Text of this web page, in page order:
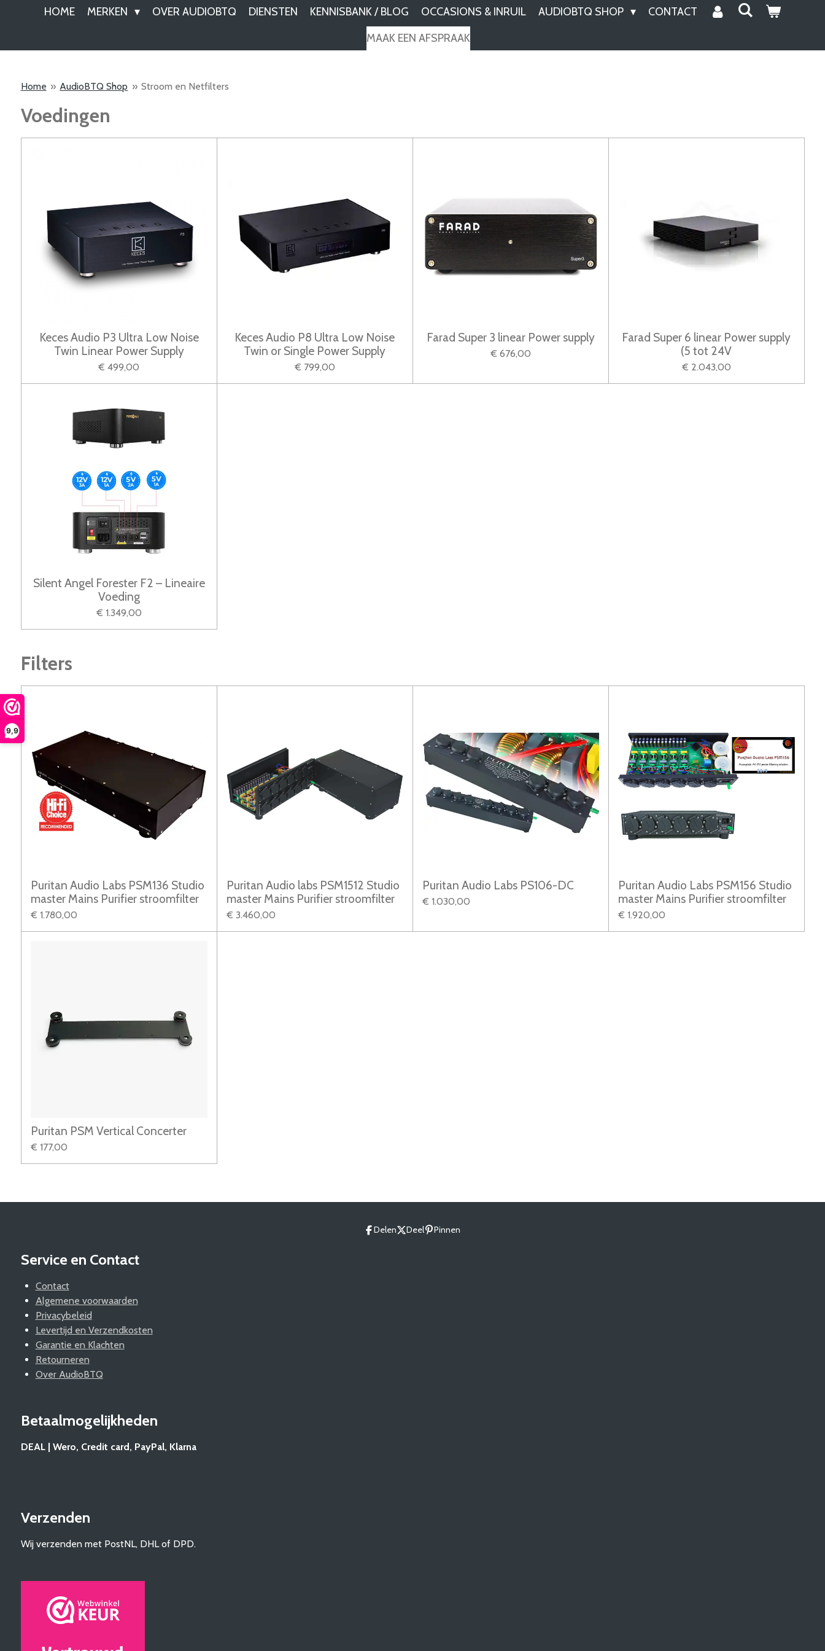
9,9
HOME MERKEN OVER AUDIOBTQ DIENSTEN KENNISBANK / BLOG OCCASIONS & INRUIL AUDIOBTQ SHOP
CONTACT
MAAK EEN AFSPRAAK
Home » AudioBTQ Shop » Stroom en Netfilters
Voedingen
Keces Audio P3 Ultra Low Noise
Twin Linear Power Supply
€ 499,00
Keces Audio P8 Ultra Low Noise
Twin or Single Power Supply
€ 799,00
Farad Super 3 linear Power supply
€ 676,00
Farad Super 6 linear Power supply
(5 tot 24V
€ 2.043,00
Silent Angel Forester F2 – Lineaire
Voeding
€ 1.349,00
Filters
Puritan Audio Labs PSM136 Studio
master Mains Purifier stroomfilter
€ 1.780,00
Puritan Audio labs PSM1512 Studio
master Mains Purifier stroomfilter
€ 3.460,00
Puritan Audio Labs PS106-DC
€ 1.030,00
Puritan Audio Labs PSM156 Studio
master Mains Purifier stroomfilter
€ 1.920,00
Puritan PSM Vertical Concerter
€ 177,00
Delen Deel Pinnen
Service en Contact
Contact
Algemene voorwaarden
Privacybeleid
Levertijd en Verzendkosten
Garantie en Klachten
Retourneren
Over AudioBTQ
Betaalmogelijkheden
DEAL | Wero, Credit card, PayPal, Klarna
Verzenden
Wij verzenden met PostNL, DHL of DPD.